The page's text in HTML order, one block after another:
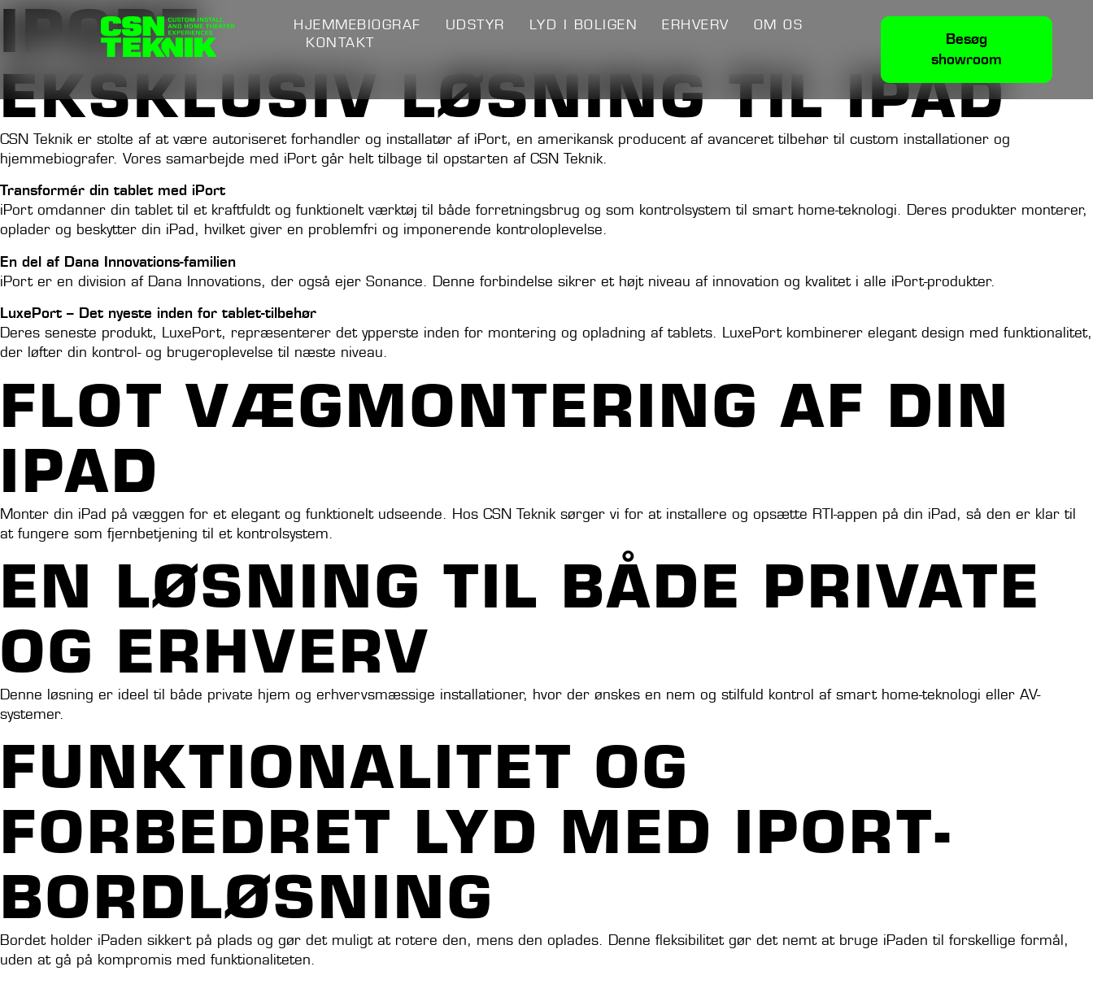
HJEMMEBIOGRAF UDSTYR LYD I BOLIGEN ERHVERV
OM OS
KONTAKT
Besøg
showroom
IPORT
EKSKLUSIV LØSNING TIL IPAD
CSN Teknik er stolte af at være autoriseret forhandler og installatør af iPort, en amerikansk producent af avanceret tilbehør til custom installationer og
hjemmebiografer. Vores samarbejde med iPort går helt tilbage til opstarten af CSN Teknik.
Transformér din tablet med iPort
iPort omdanner din tablet til et kraftfuldt og funktionelt værktøj til både forretningsbrug og som kontrolsystem til smart home-teknologi. Deres produkter monterer,
oplader og beskytter din iPad, hvilket giver en problemfri og imponerende kontroloplevelse.
En del af Dana Innovations-familien
iPort er en division af Dana Innovations, der også ejer Sonance. Denne forbindelse sikrer et højt niveau af innovation og kvalitet i alle iPort-produkter.
LuxePort – Det nyeste inden for tablet-tilbehør
Deres seneste produkt, LuxePort, repræsenterer det ypperste inden for montering og opladning af tablets. LuxePort kombinerer elegant design med funktionalitet,
der løfter din kontrol- og brugeroplevelse til næste niveau.
FLOT VÆGMONTERING AF DIN
IPAD
Monter din iPad på væggen for et elegant og funktionelt udseende. Hos CSN Teknik sørger vi for at installere og opsætte RTI-appen på din iPad, så den er klar til
at fungere som fjernbetjening til et kontrolsystem.
EN LØSNING TIL BÅDE PRIVATE
OG ERHVERV
Denne løsning er ideel til både private hjem og erhvervsmæssige installationer, hvor der ønskes en nem og stilfuld kontrol af smart home-teknologi eller AV-
systemer.
FUNKTIONALITET OG
FORBEDRET LYD MED IPORT-
BORDLØSNING
Bordet holder iPaden sikkert på plads og gør det muligt at rotere den, mens den oplades. Denne fleksibilitet gør det nemt at bruge iPaden til forskellige formål,
uden at gå på kompromis med funktionaliteten.